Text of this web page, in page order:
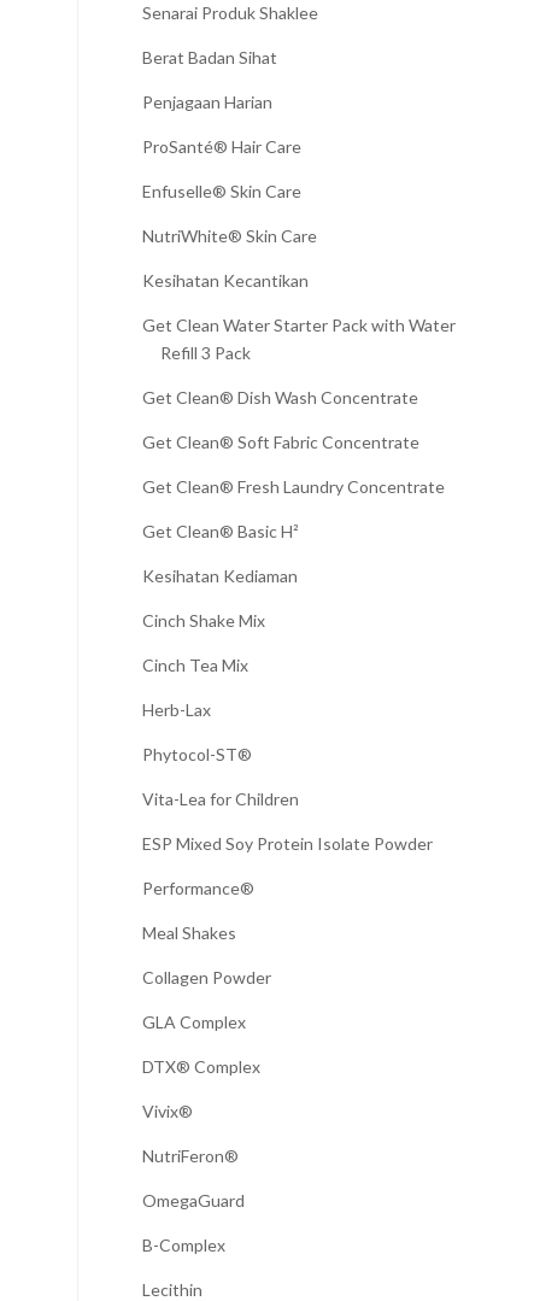
Senarai Produk Shaklee
Berat Badan Sihat
Penjagaan Harian
ProSanté® Hair Care
Enfuselle® Skin Care
NutriWhite® Skin Care
Kesihatan Kecantikan
Get Clean Water Starter Pack with Water
Refill 3 Pack
Get Clean® Dish Wash Concentrate
Get Clean® Soft Fabric Concentrate
Get Clean® Fresh Laundry Concentrate
Get Clean® Basic H²
Kesihatan Kediaman
Cinch Shake Mix
Cinch Tea Mix
Herb-Lax
Phytocol-ST®
Vita-Lea for Children
ESP Mixed Soy Protein Isolate Powder
Performance®
Meal Shakes
Collagen Powder
GLA Complex
DTX® Complex
Vivix®
NutriFeron®
OmegaGuard
B-Complex
Lecithin